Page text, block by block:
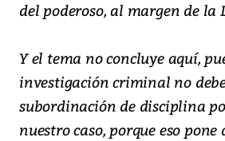
del poderoso, al margen de la
Y el tema no concluye aquí,
investigación criminal no
subordinación de disciplina
nuestro caso, porque eso